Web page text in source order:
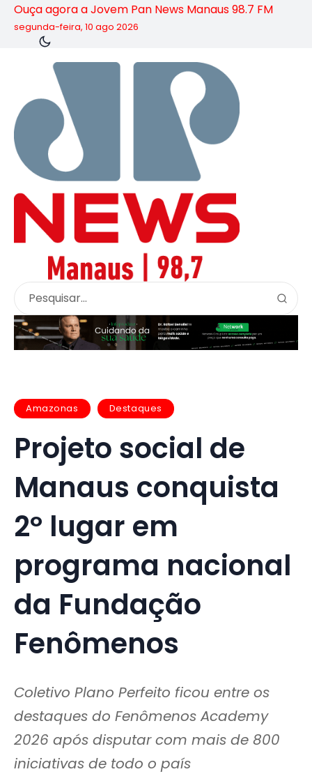
Ouça agora a Jovem Pan News Manaus 98.7 FM
segunda-feira, 10 ago 2026
Amazonas Destaques
Projeto social de
Manaus conquista
2º lugar em
programa nacional
da Fundação
Fenômenos
Coletivo Plano Perfeito ficou entre os
destaques do Fenômenos Academy
2026 após disputar com mais de 800
iniciativas de todo o país